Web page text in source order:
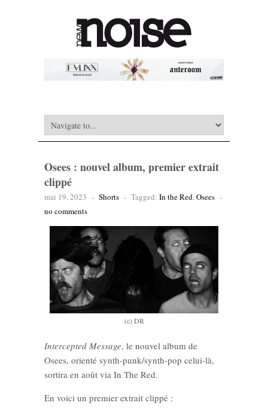
Osees : nouvel album, premier extrait
clippé
mai 19, 2023 - Shorts - Tagged: In the Red,Osees -
no comments
(c) DR
Intercepted Message, le nouvel album de
Osees, orienté synth-punk/synth-pop celui-là,
sortira en août via In The Red.
En voici un premier extrait clippé :